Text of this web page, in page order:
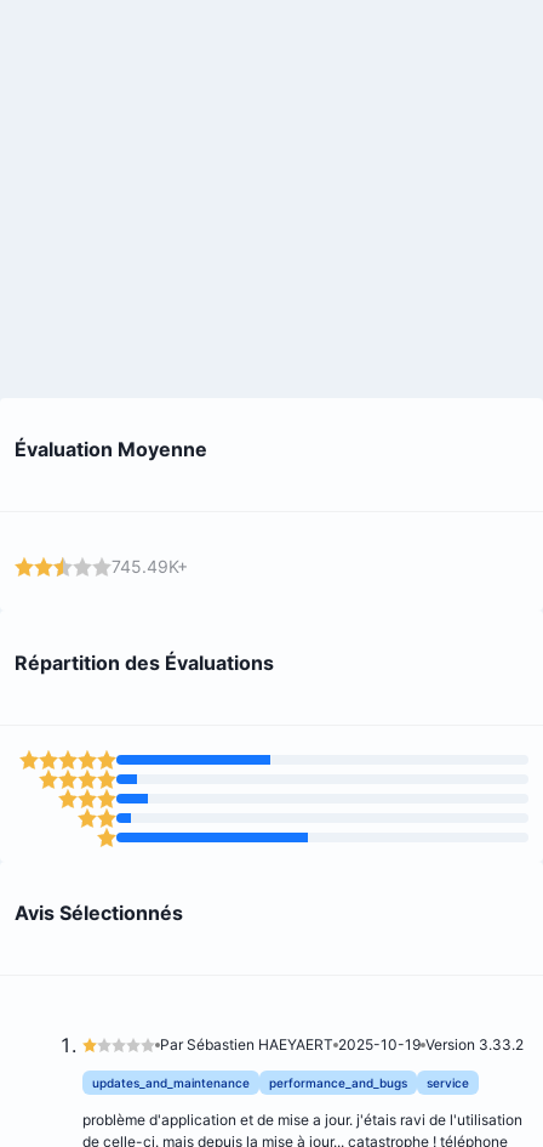
Évaluation Moyenne
745.49K+
Répartition des Évaluations
Avis Sélectionnés
Par Sébastien HAEYAERT 2025-10-19 Version 3.33.2
updates_and_maintenance performance_and_bugs service
problème d'application et de mise a jour. j'étais ravi de l'utilisation
de celle-ci. mais depuis la mise à jour... catastrophe ! téléphone